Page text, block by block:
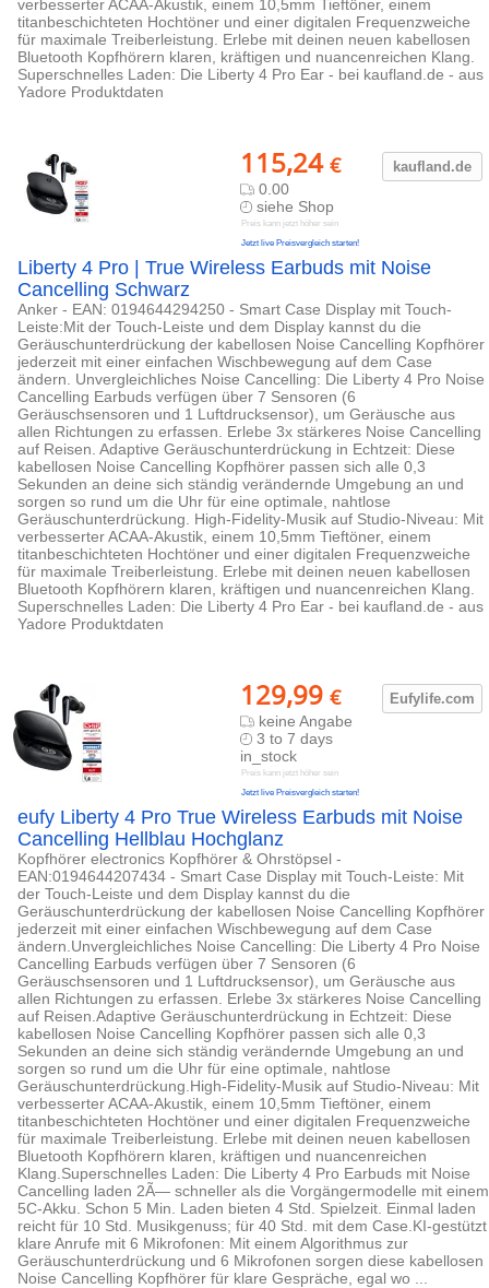
verbesserter ACAA-Akustik, einem 10,5mm Tieftöner, einem
titanbeschichteten Hochtöner und einer digitalen Frequenzweiche
für maximale Treiberleistung. Erlebe mit deinen neuen kabellosen
Bluetooth Kopfhörern klaren, kräftigen und nuancenreichen Klang.
Superschnelles Laden: Die Liberty 4 Pro Ear - bei kaufland.de - aus
Yadore Produktdaten
kaufland.de
115,24 €
0.00
siehe Shop
Preis kann jetzt höher sein
Jetzt live Preisvergleich starten!
Liberty 4 Pro | True Wireless Earbuds mit Noise
Cancelling Schwarz
Anker - EAN: 0194644294250 - Smart Case Display mit Touch-
Leiste:Mit der Touch-Leiste und dem Display kannst du die
Geräuschunterdrückung der kabellosen Noise Cancelling Kopfhörer
jederzeit mit einer einfachen Wischbewegung auf dem Case
ändern. Unvergleichliches Noise Cancelling: Die Liberty 4 Pro Noise
Cancelling Earbuds verfügen über 7 Sensoren (6
Geräuschsensoren und 1 Luftdrucksensor), um Geräusche aus
allen Richtungen zu erfassen. Erlebe 3x stärkeres Noise Cancelling
auf Reisen. Adaptive Geräuschunterdrückung in Echtzeit: Diese
kabellosen Noise Cancelling Kopfhörer passen sich alle 0,3
Sekunden an deine sich ständig verändernde Umgebung an und
sorgen so rund um die Uhr für eine optimale, nahtlose
Geräuschunterdrückung. High-Fidelity-Musik auf Studio-Niveau: Mit
verbesserter ACAA-Akustik, einem 10,5mm Tieftöner, einem
titanbeschichteten Hochtöner und einer digitalen Frequenzweiche
für maximale Treiberleistung. Erlebe mit deinen neuen kabellosen
Bluetooth Kopfhörern klaren, kräftigen und nuancenreichen Klang.
Superschnelles Laden: Die Liberty 4 Pro Ear - bei kaufland.de - aus
Yadore Produktdaten
Eufylife.com
129,99 €
keine Angabe
3 to 7 days
in_stock
Preis kann jetzt höher sein
Jetzt live Preisvergleich starten!
eufy Liberty 4 Pro True Wireless Earbuds mit Noise
Cancelling Hellblau Hochglanz
Kopfhörer electronics Kopfhörer & Ohrstöpsel -
EAN:0194644207434 - Smart Case Display mit Touch-Leiste: Mit
der Touch-Leiste und dem Display kannst du die
Geräuschunterdrückung der kabellosen Noise Cancelling Kopfhörer
jederzeit mit einer einfachen Wischbewegung auf dem Case
ändern.Unvergleichliches Noise Cancelling: Die Liberty 4 Pro Noise
Cancelling Earbuds verfügen über 7 Sensoren (6
Geräuschsensoren und 1 Luftdrucksensor), um Geräusche aus
allen Richtungen zu erfassen. Erlebe 3x stärkeres Noise Cancelling
auf Reisen.Adaptive Geräuschunterdrückung in Echtzeit: Diese
kabellosen Noise Cancelling Kopfhörer passen sich alle 0,3
Sekunden an deine sich ständig verändernde Umgebung an und
sorgen so rund um die Uhr für eine optimale, nahtlose
Geräuschunterdrückung.High-Fidelity-Musik auf Studio-Niveau: Mit
verbesserter ACAA-Akustik, einem 10,5mm Tieftöner, einem
titanbeschichteten Hochtöner und einer digitalen Frequenzweiche
für maximale Treiberleistung. Erlebe mit deinen neuen kabellosen
Bluetooth Kopfhörern klaren, kräftigen und nuancenreichen
Klang.Superschnelles Laden: Die Liberty 4 Pro Earbuds mit Noise
Cancelling laden 2Ã— schneller als die Vorgängermodelle mit einem
5C-Akku. Schon 5 Min. Laden bieten 4 Std. Spielzeit. Einmal laden
reicht für 10 Std. Musikgenuss; für 40 Std. mit dem Case.KI-gestützt
klare Anrufe mit 6 Mikrofonen: Mit einem Algorithmus zur
Geräuschunterdrückung und 6 Mikrofonen sorgen diese kabellosen
Noise Cancelling Kopfhörer für klare Gespräche, egal wo ...